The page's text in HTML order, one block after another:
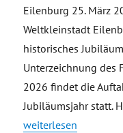
Eilenburg 25. März
Weltkleinstadt
historisches
Unterzeichnung des
2026 findet die
Jubiläumsjahr statt.
„Einladung Auftakt
weiterlesen